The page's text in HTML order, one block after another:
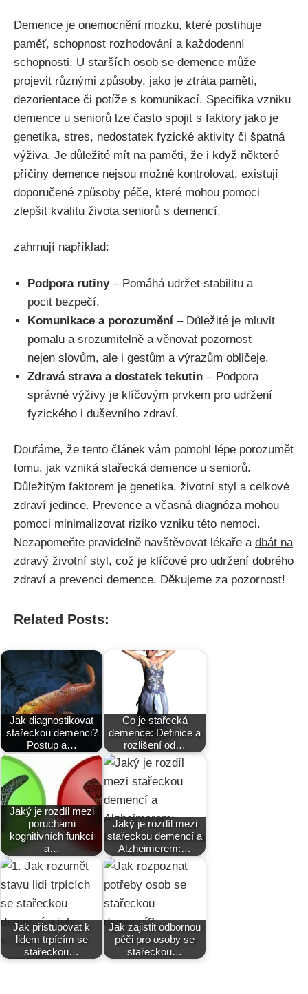
Demence je onemocnění mozku, které postihuje
paměť, schopnost rozhodování a každodenní
schopnosti. U starších osob se demence může
projevit různými způsoby, jako je ztráta paměti,
dezorientace či potíže s komunikací. Specifika vzniku
demence u seniorů lze často spojit s faktory jako je
genetika, stres, nedostatek fyzické aktivity či špatná
výživa. Je důležité mít na paměti, že i když některé
příčiny demence nejsou možné kontrolovat, existují
doporučené způsoby péče, které mohou pomoci
zlepšit kvalitu života seniorů s demencí.
zahrnují například:
Podpora rutiny– Pomáhá udržet stabilitu a
pocit bezpečí.
Komunikace a porozumění – Důležité je mluvit
pomalu a srozumitelně a věnovat pozornost
nejen slovům, ale i gestům a výrazům obličeje.
Zdravá strava a dostatek tekutin – Podpora
správné výživy je klíčovým prvkem pro udržení
fyzického i duševního zdraví.
Doufáme, že tento článek vám pomohl lépe porozumět
tomu, jak vzniká stařecká demence u seniorů.
Důležitým faktorem je genetika, životní styl a celkové
zdraví jedince. Prevence a včasná diagnóza mohou
pomoci minimalizovat riziko vzniku této nemoci.
Nezapomeňte pravidelně navštěvovat lékaře a dbát na
zdravý životní styl , což je klíčové pro udržení dobrého
zdraví a prevenci demence. Děkujeme za pozornost!
Related Posts:
Jak diagnostikovat
stařeckou demenci?
Postup a…
Co je stařecká
demence: Definice a
rozlišení od…
Jaký je rozdíl mezi
poruchami
kognitivních funkcí
a…
Jaký je rozdíl mezi
stařeckou demencí a
Alzheimerem:…
Jak přistupovat k
lidem trpícím se
stařeckou…
Jak zajistit odbornou
péči pro osoby se
stařeckou…